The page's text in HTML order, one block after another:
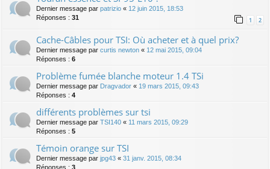
Dernier message par patrizio « 12 juin 2015, 18:53
Réponses : 31 1 2
Cache-Câbles pour TSI: Où acheter et à quel prix?
Dernier message par curtis newton « 12 mai 2015, 09:04
Réponses : 6
Problème fumée blanche moteur 1.4 TSi
Dernier message par Dragvador « 19 mars 2015, 09:43
Réponses : 4
différents problèmes sur tsi
Dernier message par TSI140 « 11 mars 2015, 09:29
Réponses : 5
Témoin orange sur TSI
Dernier message par jpg43 « 31 janv. 2015, 08:34
Réponses : 3